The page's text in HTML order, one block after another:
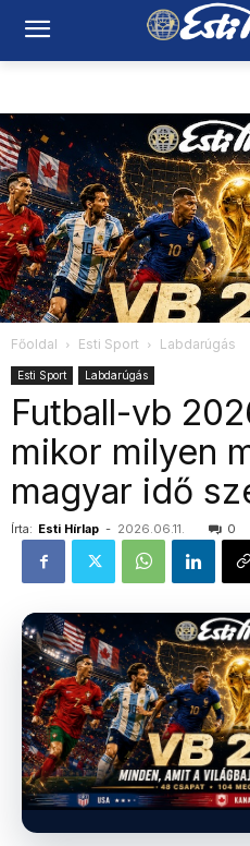
Főoldal Esti Sport Labdarúgás
Esti Sport Labdarúgás
Futball-vb
mikor milyen
magyar idő
Írta: Esti Hírlap - 2026.06.11. 0